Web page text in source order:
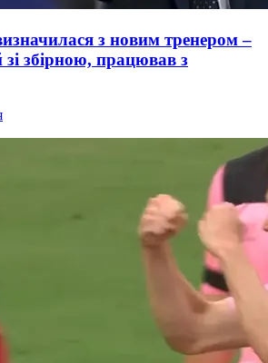
з новим тренером –
збірною, працював з